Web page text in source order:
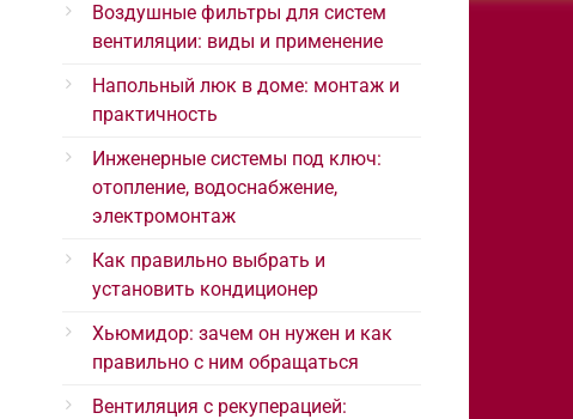
Воздушные фильтры для систем
вентиляции: виды и применение
Напольный люк в доме: монтаж и
практичность
Инженерные системы под ключ:
отопление, водоснабжение,
электромонтаж
Как правильно выбрать и
установить кондиционер
Хьюмидор: зачем он нужен и как
правильно с ним обращаться
Вентиляция с рекуперацией: